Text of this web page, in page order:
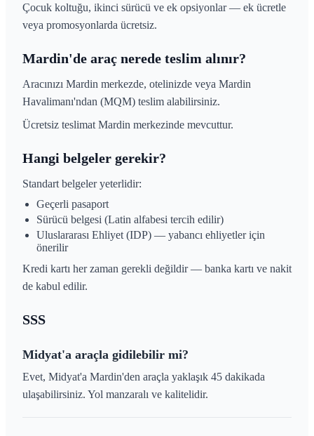
Çocuk koltuğu, ikinci sürücü ve ek opsiyonlar — ek ücretle
veya promosyonlarda ücretsiz.
Mardin'de araç nerede teslim alınır?
Aracınızı Mardin merkezde, otelinizde veya Mardin
Havalimanı'ndan (MQM) teslim alabilirsiniz.
Ücretsiz teslimat Mardin merkezinde mevcuttur.
Hangi belgeler gerekir?
Standart belgeler yeterlidir:
Geçerli pasaport
Sürücü belgesi (Latin alfabesi tercih edilir)
Uluslararası Ehliyet (IDP) — yabancı ehliyetler için
önerilir
Kredi kartı her zaman gerekli değildir — banka kartı ve nakit
de kabul edilir.
SSS
Midyat'a araçla gidilebilir mi?
Evet, Midyat'a Mardin'den araçla yaklaşık 45 dakikada
ulaşabilirsiniz. Yol manzaralı ve kalitelidir.